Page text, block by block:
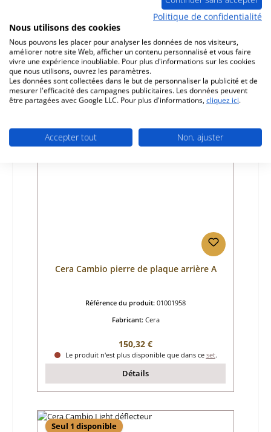
Référence du produit:
Fabricant:Cera
Prix régulier :
384,15 €
disponible uniquement sur demande
Détails
Épuisé
Cera Cambio pierre de plaque arrière A
Référence du produit: 01001958
Fabricant: Cera
Prix régulier :
150,32 €
Le produit n'est plus disponible que dans ce set.
Détails
Seul 1 disponible
Politique de confidentialité
Nous utilisons des cookies
Nous pouvons les placer pour analyser les données de nos visiteurs,
améliorer notre site Web, afficher un contenu personnalisé et vous faire
vivre une expérience inoubliable. Pour plus d'informations sur les cookies
que nous utilisons, ouvrez les paramètres.
Les données sont collectées dans le but de personnaliser la publicité et de
mesurer l'efficacité des campagnes publicitaires. Les données peuvent
être partagées avec Google LLC. Pour plus d'informations, cliquez ici.
Accepter tout Non, ajuster